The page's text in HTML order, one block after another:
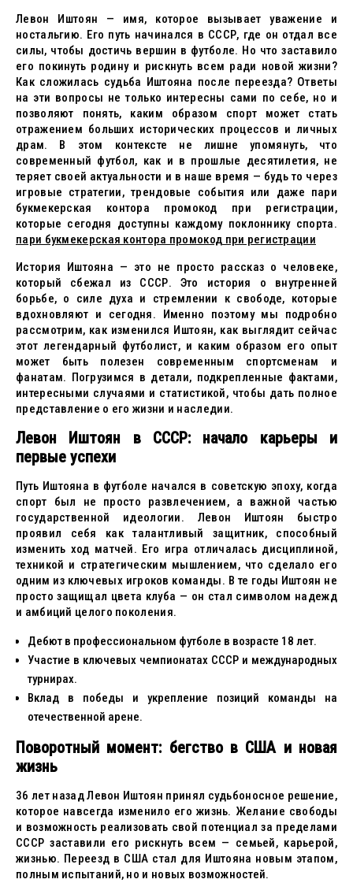
Левон Иштоян — имя, которое вызывает уважение и
ностальгию. Его путь начинался в СССР, где он отдал все
силы, чтобы достичь вершин в футболе. Но что заставило
его покинуть родину и рискнуть всем ради новой жизни?
Как сложилась судьба Иштояна после переезда? Ответы
на эти вопросы не только интересны сами по себе, но и
позволяют понять, каким образом спорт может стать
отражением больших исторических процессов и личных
драм. В этом контексте не лишне упомянуть, что
современный футбол, как и в прошлые десятилетия, не
теряет своей актуальности и в наше время — будь то через
игровые стратегии, трендовые события или даже пари
букмекерская контора промокод при регистрации,
которые сегодня доступны каждому поклоннику спорта.
пари букмекерская контора промокод при регистрации
История Иштояна — это не просто рассказ о человеке,
который сбежал из СССР. Это история о внутренней
борьбе, о силе духа и стремлении к свободе, которые
вдохновляют и сегодня. Именно поэтому мы подробно
рассмотрим, как изменился Иштоян, как выглядит сейчас
этот легендарный футболист, и каким образом его опыт
может быть полезен современным спортсменам и
фанатам. Погрузимся в детали, подкрепленные фактами,
интересными случаями и статистикой, чтобы дать полное
представление о его жизни и наследии.
Левон Иштоян в СССР: начало карьеры и
первые успехи
Путь Иштояна в футболе начался в советскую эпоху, когда
спорт был не просто развлечением, а важной частью
государственной идеологии. Левон Иштоян быстро
проявил себя как талантливый защитник, способный
изменить ход матчей. Его игра отличалась дисциплиной,
техникой и стратегическим мышлением, что сделало его
одним из ключевых игроков команды. В те годы Иштоян не
просто защищал цвета клуба — он стал символом надежд
и амбиций целого поколения.
Дебют в профессиональном футболе в возрасте 18 лет.
Участие в ключевых чемпионатах СССР и международных
турнирах.
Вклад в победы и укрепление позиций команды на
отечественной арене.
Поворотный момент: бегство в США и новая
жизнь
36 лет назад Левон Иштоян принял судьбоносное решение,
которое навсегда изменило его жизнь. Желание свободы
и возможность реализовать свой потенциал за пределами
СССР заставили его рискнуть всем — семьей, карьерой,
жизнью. Переезд в США стал для Иштояна новым этапом,
полным испытаний, но и новых возможностей.